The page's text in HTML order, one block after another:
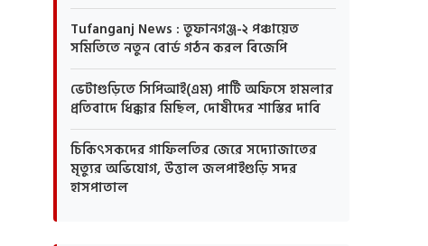
Tufanganj News : তুফানগঞ্জ-২ পঞ্চায়েত
সমিতিতে নতুন বোর্ড গঠন করল বিজেপি
ভেটাগুড়িতে সিপিআই(এম) পার্টি অফিসে হামলার
প্রতিবাদে ধিক্কার মিছিল, দোষীদের শাস্তির দাবি
চিকিৎসকদের গাফিলতির জেরে সদ্যোজাতের
মৃত্যুর অভিযোগ, উত্তাল জলপাইগুড়ি সদর
হাসপাতাল